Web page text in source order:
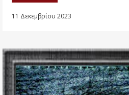
11 Δεκεμβρίου 2023